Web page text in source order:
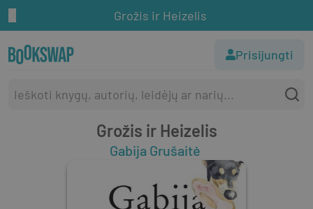
Grožis ir Heizelis
Prisijungti
Grožis ir Heizelis
Gabija Grušaitė